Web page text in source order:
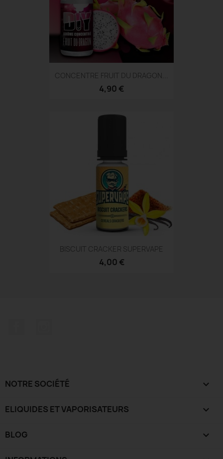
CONCENTRE FRUIT DU DRAGON...
4,90 €
BISCUIT CRACKER SUPERVAPE
4,00 €
NOTRE SOCIÉTÉ 
ELIQUIDES ET VAPORISATEURS 
BLOG 